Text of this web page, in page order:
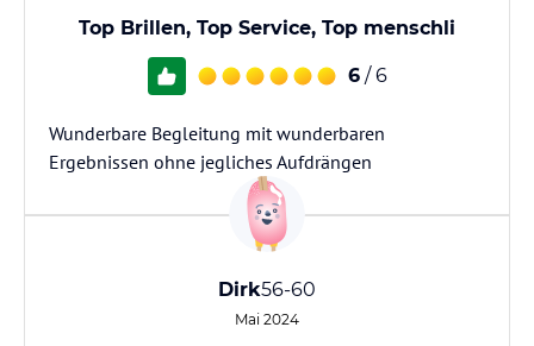
Top Brillen, Top Service, Top menschli
6 / 6
Wunderbare Begleitung mit wunderbaren
Ergebnissen ohne jegliches Aufdrängen
Dirk56-60
Mai 2024